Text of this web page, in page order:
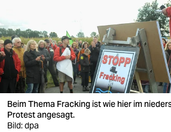
nord
wahrheit
verlag
verlag
veranstaltungen
Beim Thema Fracking ist wie hier im
Protest angesagt.
Bild: dpa